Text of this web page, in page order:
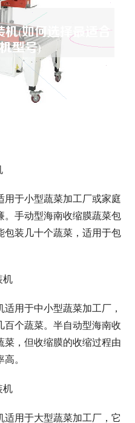
于小型蔬菜加工厂或家庭
手动型海南收缩膜蔬菜包
装几十个蔬菜，适用于包
机
用于中小型蔬菜加工厂，
个蔬菜。半自动型海南收
，但收缩膜的收缩过程由
。
机
用于大型蔬菜加工厂，它